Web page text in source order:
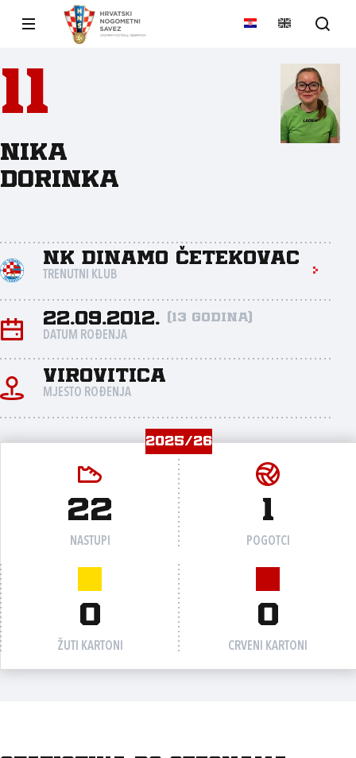
11
Nika
Dorinka
NK Dinamo Četekovac
TRENUTNI KLUB
22.09.2012. (13 godina)
DATUM ROĐENJA
Virovitica
MJESTO ROĐENJA
2025/26
22
NASTUPI
1
POGOTCI
0
ŽUTI KARTONI
0
CRVENI KARTONI